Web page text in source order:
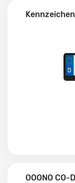
OOONO